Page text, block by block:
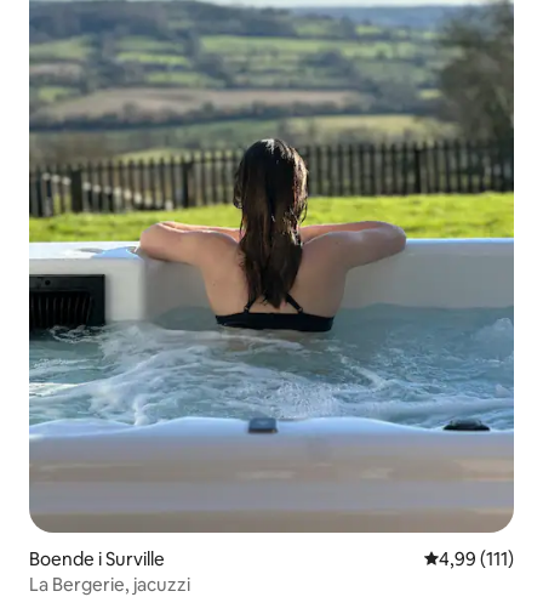
Boende i Surville 4,99 av 5 i
4,99 (111)
La Bergerie, jacuzzi